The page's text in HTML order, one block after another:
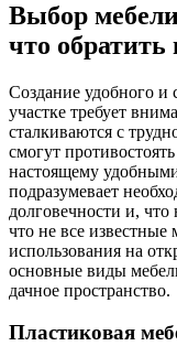
Выбор
что
Создание удобного и
участке требует
сталкиваются с
смогут
настоящему
подразумевает
долговечности и,
что не все
использования на
основные виды
дачное пространство.
Пластиковая